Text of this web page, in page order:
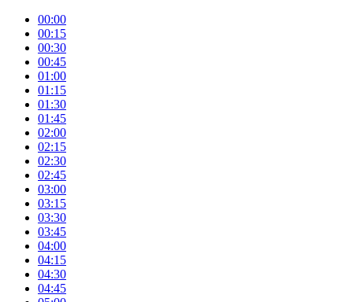
00:00
00:15
00:30
00:45
01:00
01:15
01:30
01:45
02:00
02:15
02:30
02:45
03:00
03:15
03:30
03:45
04:00
04:15
04:30
04:45